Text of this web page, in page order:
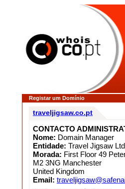
Registar um Domínio
traveljigsaw.co.pt
CONTACTO
Nome: Domain Manager
Entidade: Travel Jigsaw Ltd
Morada: First Floor 49
M2 3NG Manchester
United Kingdom
Email: